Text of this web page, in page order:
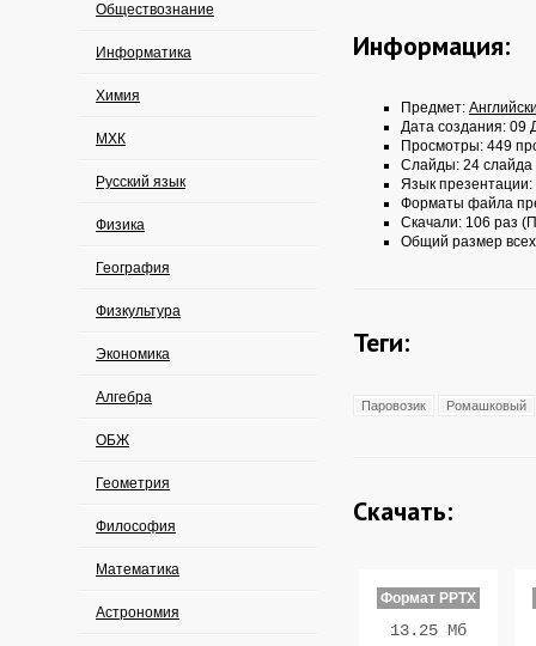
Обществознание
Информатика
Химия
МХК
Русский язык
Физика
География
Физкультура
Экономика
Алгебра
ОБЖ
Геометрия
Философия
Математика
Астрономия
Информация:
Предмет:
Дата создания: 09
Просмотры: 449
Слайды: 24 слайда
Язык презентации:
Форматы файла
Скачали: 106 раз
Общий размер
Теги:
Паровозик Ромашковый
Скачать:
Формат PPTX
13.25 Мб